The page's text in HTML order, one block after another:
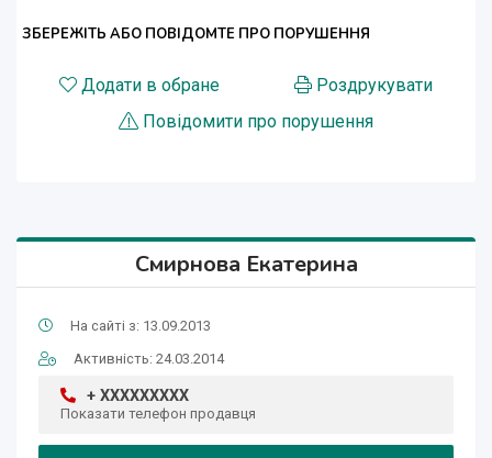
ЗБЕРЕЖІТЬ АБО ПОВІДОМТЕ ПРО ПОРУШЕННЯ
Додати в обране
Роздрукувати
Повідомити про порушення
Смирнова Екатерина
На сайті з: 13.09.2013
Активність: 24.03.2014
+ XXXXXXXXX
Показати телефон продавця